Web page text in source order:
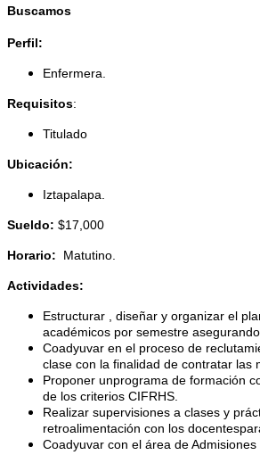
Buscamos
Perfil:
Enfermera.
Requisitos:
Titulado
Ubicación:
Iztapalapa.
Sueldo: $17,000
Horario: Matutino.
Actividades:
Estructurar , diseñar y organizar el
académicos por semestre
Coadyuvar en el proceso de
clase con la finalidad de contratar las
Proponer unprograma de formación
de los criterios CIFRHS.
Realizar supervisiones a clases y
retroalimentación con los
Coadyuvar con el área de